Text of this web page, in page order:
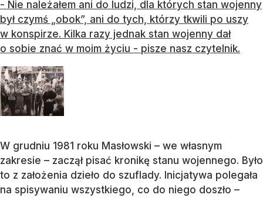
- Nie należałem ani do ludzi, dla których stan wojenny
był czymś „obok”, ani do tych, którzy tkwili po uszy
w konspirze. Kilka razy jednak stan wojenny dał
o sobie znać w moim życiu - pisze nasz czytelnik.
W grudniu 1981 roku Masłowski – we własnym
zakresie – zaczął pisać kronikę stanu wojennego. Było
to z założenia dzieło do szuflady. Inicjatywa polegała
na spisywaniu wszystkiego, co do niego doszło –